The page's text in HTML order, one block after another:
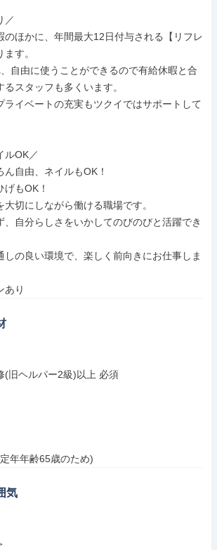
／
のほかに、年間最大12日付与される【リフレ
す。
自由に使うことができるので有給休暇と合
スタッフも多くいます。
ライベートの充実もツクイではサポートして
ルOK／
自由、ネイルもOK！
げもOK！
切にしながら働ける職場です。
、自分らしさをいかしてのびのびと活躍でき
しの良い環境で、楽しく前向きにお仕事しま
あり
(旧ヘルパー2級)以上 必須
年年齢65歳のため)
気